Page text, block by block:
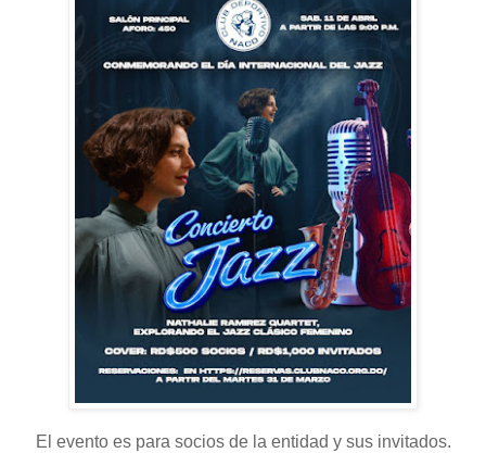
El evento es para socios de la entidad y sus invitados.